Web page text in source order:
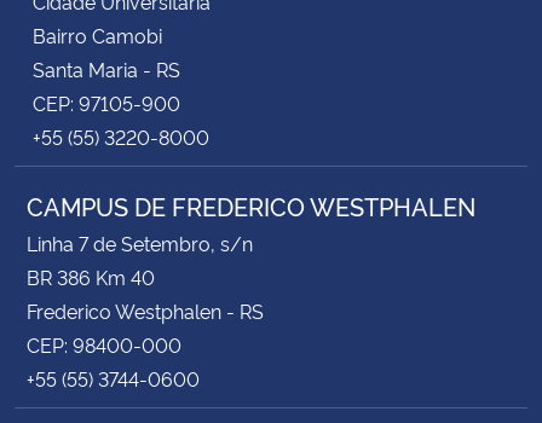
Bairro Camobi
Santa Maria - RS
CEP: 97105-900
+55 (55) 3220-8000
CAMPUS DE FREDERICO WESTPHALEN
Linha 7 de Setembro, s/n
BR 386 Km 40
Frederico Westphalen - RS
CEP: 98400-000
+55 (55) 3744-0600